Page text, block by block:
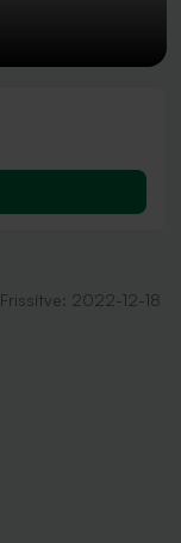
Frissítve: 2022-12-18